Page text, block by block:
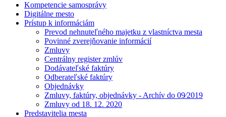
Kompetencie samosprávy
Digitálne mesto
Prístup k informáciám
Prevod nehnuteľného majetku z vlastníctva mesta
Povinné zverejňovanie informácií
Zmluvy
Centrálny register zmlúv
Dodávateľské faktúry
Odberateľské faktúry
Objednávky
Zmluvy, faktúry, objednávky - Archív do 09⁄2019
Zmluvy od 18. 12. 2020
Predstavitelia mesta